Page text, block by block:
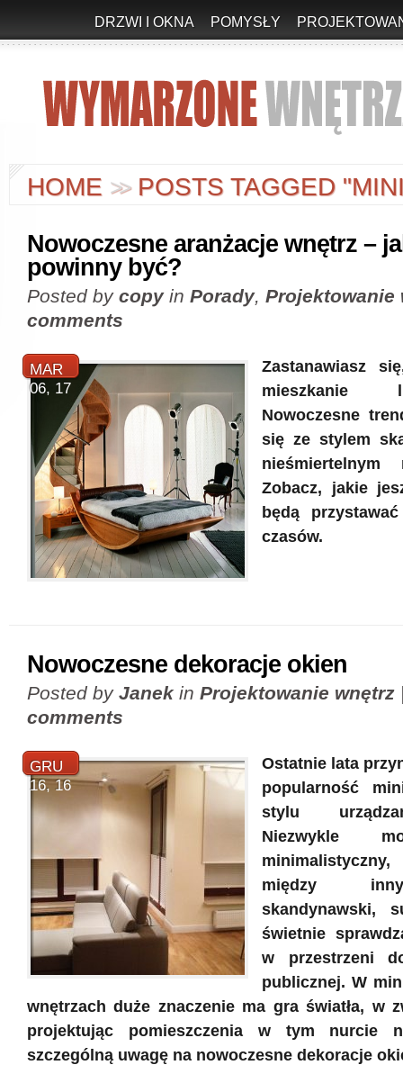
DRZWI I OKNA POMYSŁY
HOME >>POSTS TAGGED
Nowoczesne aranżacje wnętrz –
powinny być?
Posted by copyin Porady, Projektowanie
comments
MAR
06, 17
Zastanawiasz
mieszkanie
Nowoczesne
się ze stylem
nieśmiertelnym
Zobacz, jakie
będą
czasów.
Nowoczesne dekoracje okien
Posted by Janekin Projektowanie wnętrz
comments
GRU
16, 16
Ostatnie lata
popularność
stylu
Niezwykle
między
skandynawski,
świetnie
w przestrzeni
publicznej. W
wnętrzach duże znaczenie ma gra światła, w
projektując pomieszczenia w tym nurcie
szczególną uwagę na nowoczesne dekoracje